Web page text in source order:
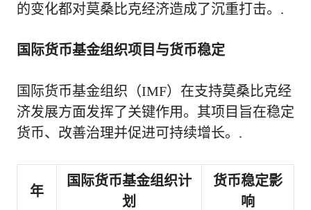
的变化都对莫桑比克经济造成了沉重打击。.
国际货币基金组织项目与货币稳定
国际货币基金组织（IMF）在支持莫桑比克经
济发展方面发挥了关键作用。其项目旨在稳定
货币、改善治理并促进可持续增长。.
年
国际货币基金组织计
划
货币稳定影
响